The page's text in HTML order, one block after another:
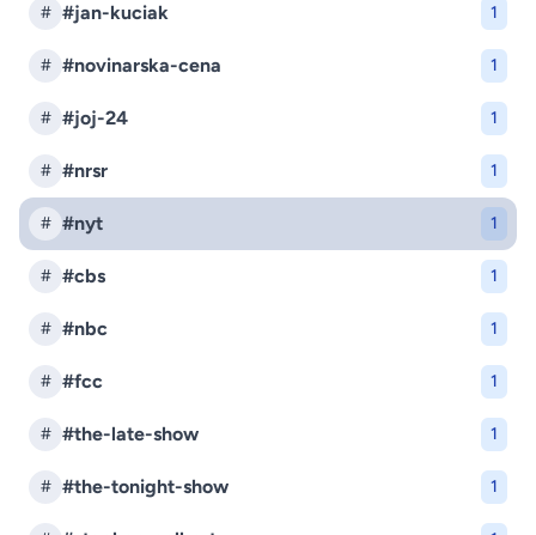
# #jan-kuciak 1
# #novinarska-cena 1
# #joj-24 1
# #nrsr 1
# #nyt 1
# #cbs 1
# #nbc 1
# #fcc 1
# #the-late-show 1
# #the-tonight-show 1